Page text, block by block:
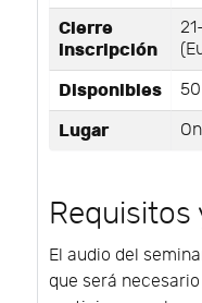
Cierre
inscripción
Disponibles 50
Lugar
El audio del
que será